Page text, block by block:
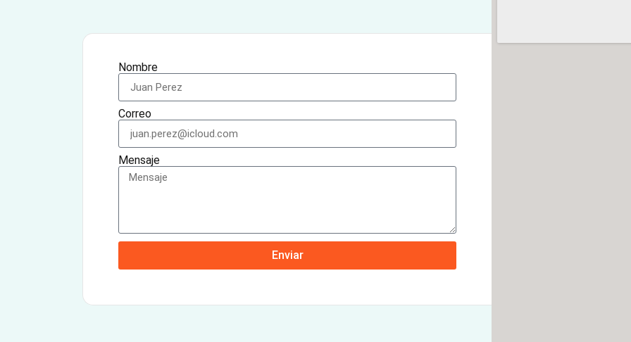
Nombre
Correo
Mensaje
Enviar